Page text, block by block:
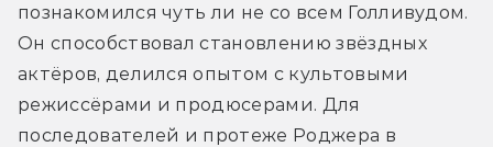
познакомился чуть ли не со всем Голливудом.
Он способствовал становлению звёздных
актёров, делился опытом с культовыми
режиссёрами и продюсерами. Для
последователей и протеже Роджера в